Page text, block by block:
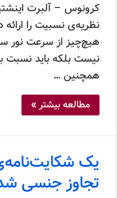
کرونوس – آلبرت
نظریه‌ی نسبیت را
هیچ‌چیز از سرعت نور
نیست بلکه باید نسبت
همچنین …
مطالعه بیشتر »
یک
تجاوز جنسی